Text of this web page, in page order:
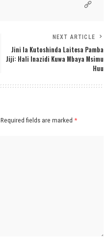
NEXT ARTICLE
Jini la Kutoshinda Laitesa Pamba
Jiji: Hali Inazidi Kuwa Mbaya Msimu
Huu
Required fields are marked *